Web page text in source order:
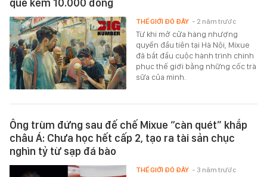
que kem 10.000 đồng
Từ khi mở cửa hàng nhượng
quyền đầu tiên tại Hà Nội, Mixue
đã bắt đầu cuộc hành trình chinh
phục thế giới bằng những cốc trà
sữa của mình.
THẾ GIỚI ĐÓ ĐÂY - 2 năm trước
Ông trùm đứng sau đế chế Mixue “càn quét” khắp
châu Á: Chưa học hết cấp 2, tạo ra tài sản chục
nghìn tỷ từ sạp đá bào
THẾ GIỚI ĐÓ ĐÂY - 3 năm trước